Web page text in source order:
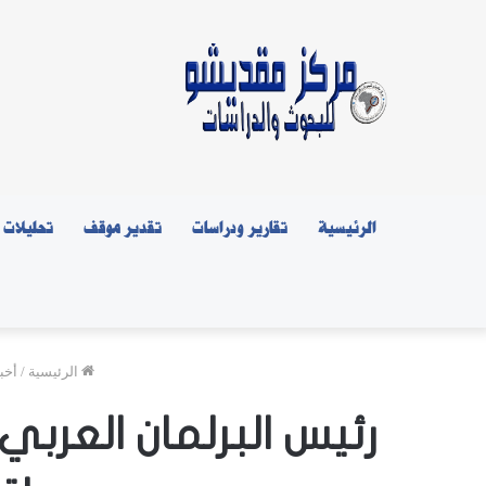
الرئيسية تقارير ودراسات تقدير موقف تحليلات
الرئيسية /
رئيس البرلمان